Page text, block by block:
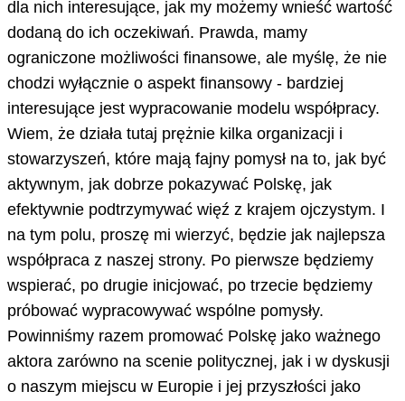
dla nich interesujące, jak my możemy wnieść wartość
dodaną do ich oczekiwań. Prawda, mamy
ograniczone możliwości finansowe, ale myślę, że nie
chodzi wyłącznie o aspekt finansowy - bardziej
interesujące jest wypracowanie modelu współpracy.
Wiem, że działa tutaj prężnie kilka organizacji i
stowarzyszeń, które mają fajny pomysł na to, jak być
aktywnym, jak dobrze pokazywać Polskę, jak
efektywnie podtrzymywać więź z krajem ojczystym. I
na tym polu, proszę mi wierzyć, będzie jak najlepsza
współpraca z naszej strony. Po pierwsze będziemy
wspierać, po drugie inicjować, po trzecie będziemy
próbować wypracowywać wspólne pomysły.
Powinniśmy razem promować Polskę jako ważnego
aktora zarówno na scenie politycznej, jak i w dyskusji
o naszym miejscu w Europie i jej przyszłości jako